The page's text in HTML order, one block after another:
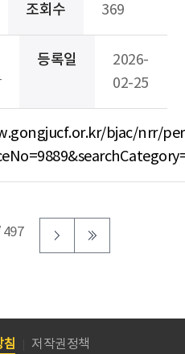
조회수 369
등록일
2026-
02-25
bjac/nrr/
저작권정책